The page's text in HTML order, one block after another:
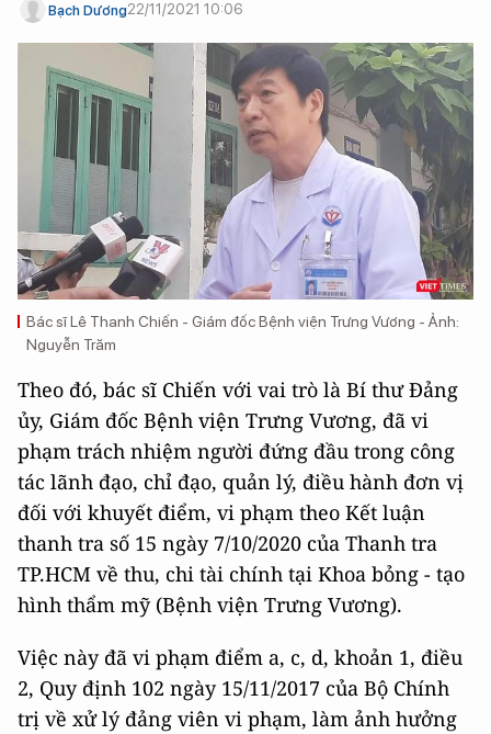
Bạch Dương22/11/2021 10:06
Bác sĩ Lê Thanh Chiến - Giám đốc Bệnh viện Trưng Vương - Ảnh:
Nguyễn Trăm
Theo đó, bác sĩ Chiến với vai trò là Bí thư Đảng
ủy, Giám đốc Bệnh viện Trưng Vương, đã vi
phạm trách nhiệm người đứng đầu trong công
tác lãnh đạo, chỉ đạo, quản lý, điều hành đơn vị
đối với khuyết điểm, vi phạm theo Kết luận
thanh tra số 15 ngày 7/10/2020 của Thanh tra
TP.HCM về thu, chi tài chính tại Khoa bỏng - tạo
hình thẩm mỹ (Bệnh viện Trưng Vương).
Việc này đã vi phạm điểm a, c, d, khoản 1, điều
2, Quy định 102 ngày 15/11/2017 của Bộ Chính
trị về xử lý đảng viên vi phạm, làm ảnh hưởng